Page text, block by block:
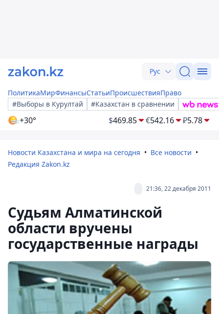
Рус
ПолитикаМирФинансыСтатьиПроисшествияПраво
#Выборы в Курултай
#Казахстан в сравнении
+30° $469.85 €542.16 ₽5.78
Новости Казахстана и мира на сегодня
Все новости
Редакция Zakon.kz
21:36, 22 декабря 2011
Судьям Алматинской
области вручены
государственные награды